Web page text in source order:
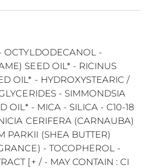
OCTYLDODECANOL -
SEED OIL* - RICINUS
OIL* - HYDROXYSTEARIC /
- SIMMONDSIA
OIL* - MICA - SILICA - C10-18
CERIFERA (CARNAUBA)
PARKII (SHEA BUTTER)
- TOCOPHEROL -
[+ / - MAY CONTAIN : CI